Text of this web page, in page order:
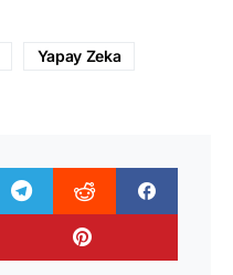
Yapay Zeka